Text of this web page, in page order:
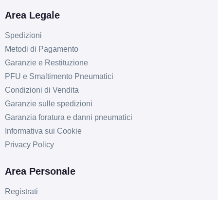
E
Area Legale
Spedizioni
Metodi di Pagamento
Garanzie e Restituzione
PFU e Smaltimento Pneumatici
Condizioni di Vendita
Garanzie sulle spedizioni
Garanzia foratura e danni pneumatici
Informativa sui Cookie
Privacy Policy
Area Personale
Registrati